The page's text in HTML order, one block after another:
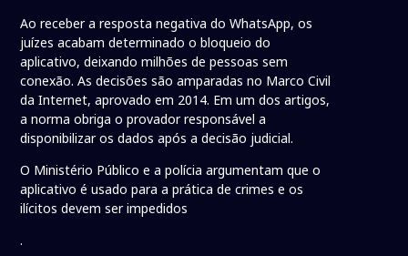
Ao receber a resposta negativa do WhatsApp, os
juízes acabam determinado o bloqueio do
aplicativo, deixando milhões de pessoas sem
conexão. As decisões são amparadas no Marco Civil
da Internet, aprovado em 2014. Em um dos artigos,
a norma obriga o provador responsável a
disponibilizar os dados após a decisão judicial.
O Ministério Público e a polícia argumentam que o
aplicativo é usado para a prática de crimes e os
ilícitos devem ser impedidos
.